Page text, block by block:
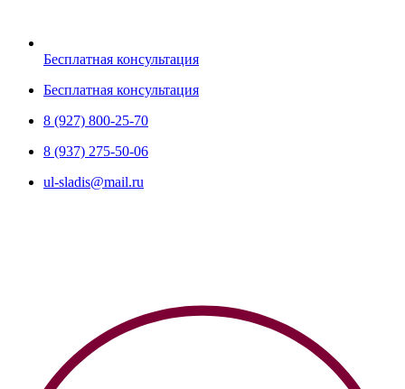
Бесплатная консультация
Бесплатная консультация
8 (927) 800-25-70
8 (937) 275-50-06
ul-sladis@mail.ru